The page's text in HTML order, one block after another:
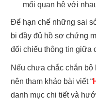
mối quan hệ với
Để hạn chế những sai
bị đầy đủ hồ sơ chứng
đối chiếu thông tin giữa
Nếu chưa chắc chắn
nên tham khảo bài viết “
danh mục chi tiết và